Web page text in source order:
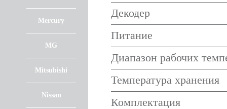
Mercury
MG
Mitsubishi
Nissan
Декодер
Питание
Диапазон рабочих
Температура хранения
Комплектация